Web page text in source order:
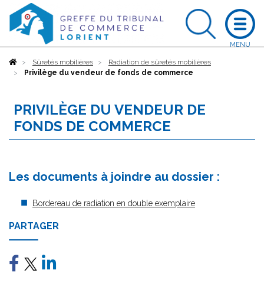
AccueilSûretés mobilières
Radiation de sûretés mobilières
Privilège du vendeur de fonds de commerce
PRIVILÈGE DU VENDEUR DE
FONDS DE COMMERCE
Les documents à joindre au dossier :
Bordereau de radiation en double exemplaire
PARTAGER